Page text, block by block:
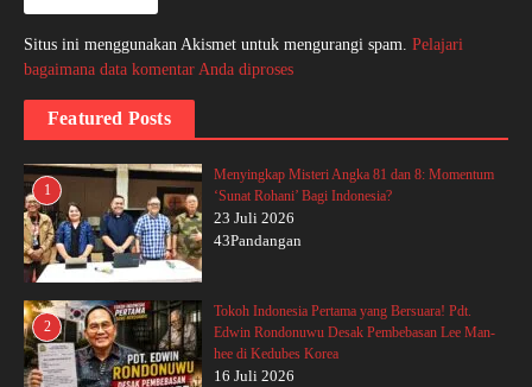
Situs ini menggunakan Akismet untuk mengurangi spam. Pelajari
bagaimana data komentar Anda diproses
Featured Posts
1
Menyingkap Misteri Angka 81 dan 8: Momentum
‘Sunat Rohani’ Bagi Indonesia?
23 Juli 2026
43Pandangan
2
Tokoh Indonesia Pertama yang Bersuara! Pdt.
Edwin Rondonuwu Desak Pembebasan Lee Man-
hee di Kedubes Korea
16 Juli 2026